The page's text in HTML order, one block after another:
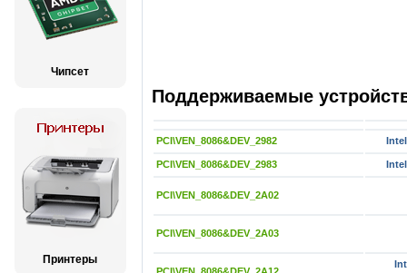
Чипсет
Принтеры
Поддерживаемые
PCI\VEN_8086&DEV_2982
PCI\VEN_8086&DEV_2983
PCI\VEN_8086&DEV_2A02
PCI\VEN_8086&DEV_2A03